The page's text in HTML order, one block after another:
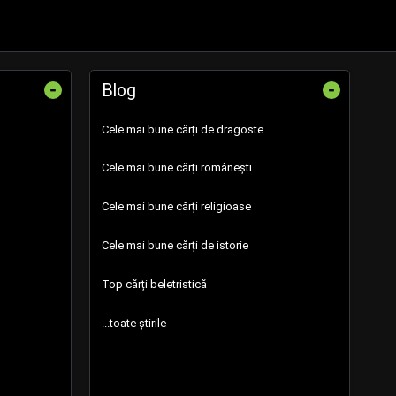
- Blog -
Cele mai bune cărți de dragoste
Cele mai bune cărți românești
Cele mai bune cărți religioase
Cele mai bune cărți de istorie
Top cărți beletristică
...toate știrile